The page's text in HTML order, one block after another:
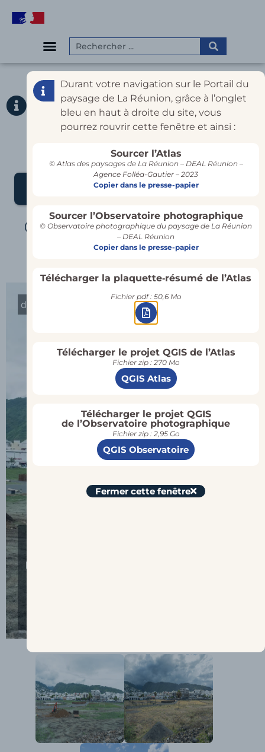
DIONY PARK,
DEPUIS LE
BOULEVARD
LANCASTEL
Superposition
2023 2025
décembre 2023
paysage - © DEAL -
décembre 2025
Durant votre navigation sur le Portail du
paysage de La Réunion, grâce à l’onglet
bleu en haut à droite du site, vous
pourrez rouvrir cette fenêtre et ainsi :
Sourcer l’Atlas
© Atlas des paysages de La Réunion – DEAL Réunion –
Agence Folléa-Gautier – 2023
Copier dans le presse-papier
Sourcer l’Observatoire photographique
© Observatoire photographique du paysage de La Réunion
– DEAL Réunion
Copier dans le presse-papier
Télécharger la plaquette‑résumé de l’Atlas
Fichier pdf : 50,6 Mo
Télécharger le projet QGIS de l’Atlas
Fichier zip : 270 Mo
QGIS Atlas
Télécharger le projet QGIS
de l’Observatoire photographique
Fichier zip : 2,95 Go
QGIS Observatoire
Fermer cette fenêtre